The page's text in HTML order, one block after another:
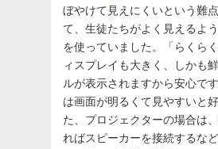
ぼやけて見えにくいという難
て、生徒たちがよく見えるよ
を使っていました。「らくら
ィスプレイも大きく、しかも
ルが表示されますから安心で
は画面が明るくて見やすいと
た、プロジェクターの場合は
ればスピーカーを接続するな